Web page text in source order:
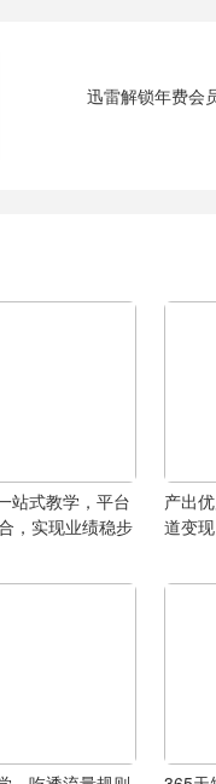
迅雷解锁年费会
站式教学，平台
，实现业绩稳步
产出
道变现